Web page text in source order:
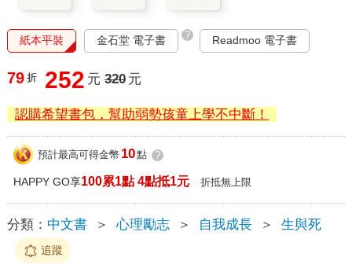
紙本平裝 金石堂 電子書 ? Readmoo 電子書
79 折 252 元 320 元
認購希望書包，幫助弱勢孩童上學不中斷！
預計最高可得金幣 10點 ?
HAPPY GO享100累1點 4點抵1元 折抵無上限
分類： 中文書 ＞ 心理勵志 ＞ 自我成長 ＞ 生與死
追蹤